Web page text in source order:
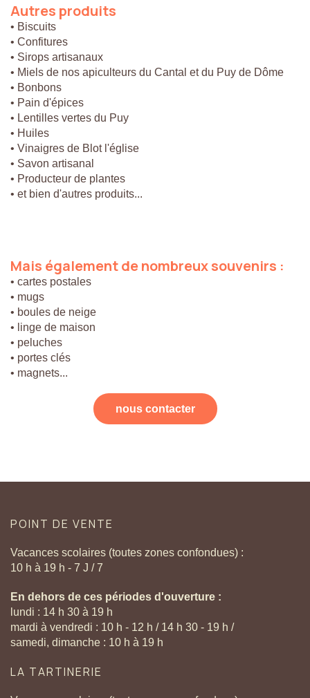
Autres produits
• Biscuits
• Confitures
• Sirops artisanaux
• Miels de nos apiculteurs du Cantal et du Puy de Dôme
• Bonbons
• Pain d'épices
• Lentilles vertes du Puy
• Huiles
• Vinaigres de Blot l'église
• Savon artisanal
• Producteur de plantes
• et bien d'autres produits...
Mais égalementdenombreuxsouvenirs :
• cartes postales
• mugs
• boules de neige
• linge de maison
• peluches
• portes clés
• magnets...
nous contacter
POINT DE VENTE
Vacances scolaires (toutes zones confondues) :
10 h à 19 h - 7 J / 7
En dehors de ces périodes d'ouverture :
lundi : 14 h 30 à 19 h
mardi à vendredi : 10 h - 12 h / 14 h 30 - 19 h /
samedi, dimanche : 10 h à 19 h
LA TARTINERIE